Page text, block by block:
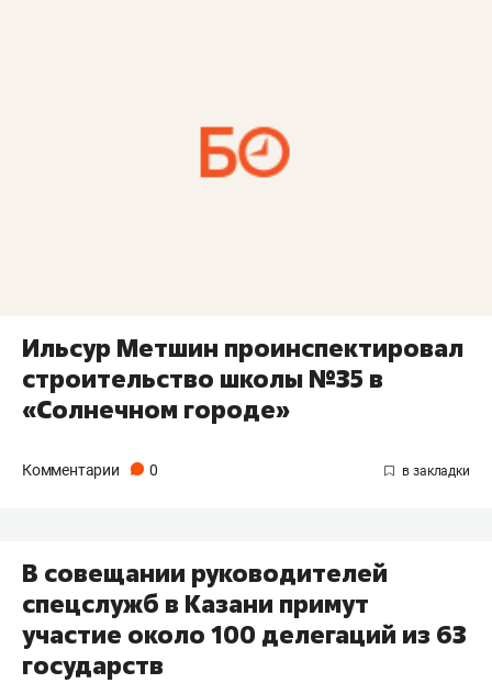
Ильсур Метшин проинспектировал
строительство школы №35 в
«Солнечном городе»
Комментарии 0
В совещании руководителей
спецслужб в Казани примут
участие около 100 делегаций из 63
государств